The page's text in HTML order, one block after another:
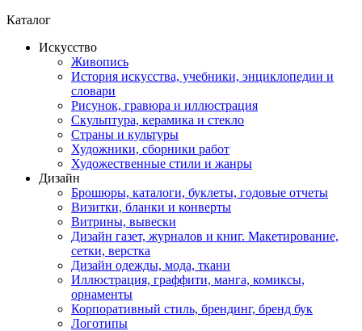
Каталог
Искусство
Живопись
История искусства, учебники, энциклопедии и
словари
Рисунок, гравюра и иллюстрация
Скульптура, керамика и стекло
Страны и культуры
Художники, сборники работ
Художественные стили и жанры
Дизайн
Брошюры, каталоги, буклеты, годовые отчеты
Визитки, бланки и конверты
Витрины, вывески
Дизайн газет, журналов и книг. Макетирование,
сетки, верстка
Дизайн одежды, мода, ткани
Иллюстрация, граффити, манга, комиксы,
орнаменты
Корпоративный стиль, брендинг, бренд бук
Логотипы